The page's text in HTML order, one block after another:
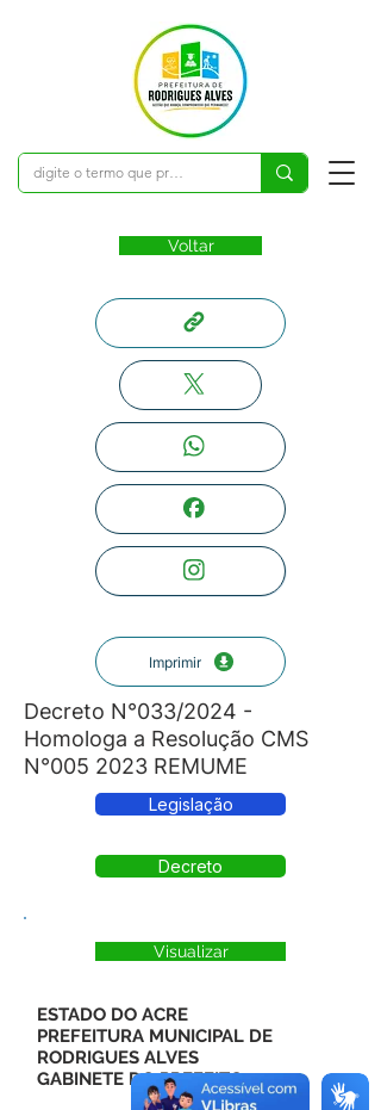
Voltar
Imprimir
Decreto N°033/2024 -
Homologa a Resolução CMS
N°005 2023 REMUME
Legislação
Decreto
Visualizar
ESTADO DO ACRE
PREFEITURA MUNICIPAL DE
RODRIGUES ALVES
GABINETE DO PREFEITO